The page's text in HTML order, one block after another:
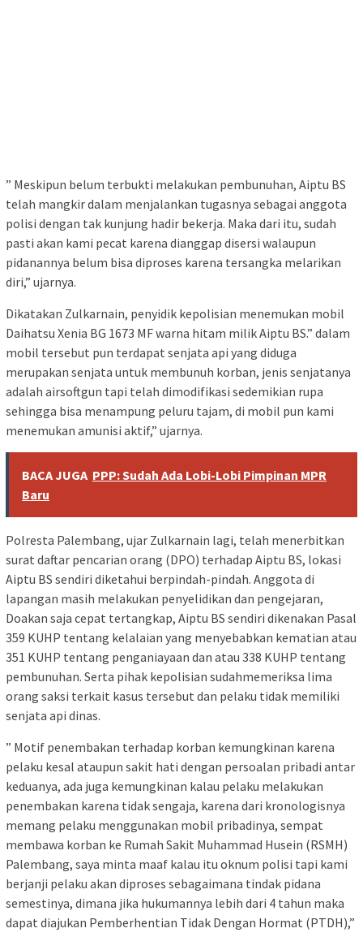
” Meskipun belum terbukti melakukan pembunuhan, Aiptu BS
telah mangkir dalam menjalankan tugasnya sebagai anggota
polisi dengan tak kunjung hadir bekerja. Maka dari itu, sudah
pasti akan kami pecat karena dianggap disersi walaupun
pidanannya belum bisa diproses karena tersangka melarikan
diri,” ujarnya.
Dikatakan Zulkarnain, penyidik kepolisian menemukan mobil
Daihatsu Xenia BG 1673 MF warna hitam milik Aiptu BS.” dalam
mobil tersebut pun terdapat senjata api yang diduga
merupakan senjata untuk membunuh korban, jenis senjatanya
adalah airsoftgun tapi telah dimodifikasi sedemikian rupa
sehingga bisa menampung peluru tajam, di mobil pun kami
menemukan amunisi aktif,” ujarnya.
BACA JUGA PPP: Sudah Ada Lobi-Lobi Pimpinan MPR
Baru
Polresta Palembang, ujar Zulkarnain lagi, telah menerbitkan
surat daftar pencarian orang (DPO) terhadap Aiptu BS, lokasi
Aiptu BS sendiri diketahui berpindah-pindah. Anggota di
lapangan masih melakukan penyelidikan dan pengejaran,
Doakan saja cepat tertangkap, Aiptu BS sendiri dikenakan Pasal
359 KUHP tentang kelalaian yang menyebabkan kematian atau
351 KUHP tentang penganiayaan dan atau 338 KUHP tentang
pembunuhan. Serta pihak kepolisian sudahmemeriksa lima
orang saksi terkait kasus tersebut dan pelaku tidak memiliki
senjata api dinas.
” Motif penembakan terhadap korban kemungkinan karena
pelaku kesal ataupun sakit hati dengan persoalan pribadi antar
keduanya, ada juga kemungkinan kalau pelaku melakukan
penembakan karena tidak sengaja, karena dari kronologisnya
memang pelaku menggunakan mobil pribadinya, sempat
membawa korban ke Rumah Sakit Muhammad Husein (RSMH)
Palembang, saya minta maaf kalau itu oknum polisi tapi kami
berjanji pelaku akan diproses sebagaimana tindak pidana
semestinya, dimana jika hukumannya lebih dari 4 tahun maka
dapat diajukan Pemberhentian Tidak Dengan Hormat (PTDH),”